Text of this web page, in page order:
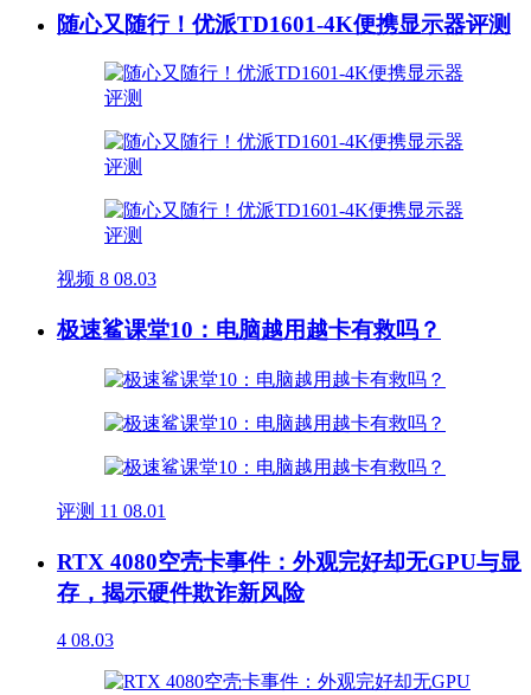
随心又随行！优派TD1601-4K便携显示器评测
视频 8 08.03
极速鲨课堂10：电脑越用越卡有救吗？
评测 11 08.01
RTX 4080空壳卡事件：外观完好却无GPU与显
存，揭示硬件欺诈新风险
4 08.03